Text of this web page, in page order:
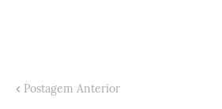
Postagem Anterior